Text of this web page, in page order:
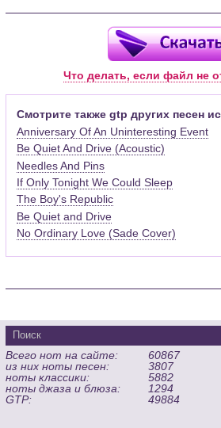
Для открытия нот этого формата Вам
установить у себя на рабочем
Pro (желательно, последней версии).
официального сайта программы (
Функционал программы:
Запись музыкальных произведений
банджо и множества других
виде табулатур или нотной графики
табулатуры отображается
нотами и наоборот);
Создание произведений для духовых,
Создание партий для барабанов и
дорожек с партией вокала;
гитары;
Экспортирование музыкальных
MusicXML, WAV, PNG, PDF, GP5 (в
печати;
Импортирование из MIDI,
TablEdit (.tef)
Что делать, если файл не
Смотрите также gtp других песен
Anniversary Of An Uninteresting Event
Be Quiet And Drive (Acoustic)
Needles And Pins
If Only Tonight We Could Sleep
The Boy's Republic
Be Quiet and Drive
No Ordinary Love (Sade Cover)
Всего нот на сайте:
60867
из них ноты песен:
3807
ноты классики:
5882
ноты джаза и блюза:
1294
GTP:
49884